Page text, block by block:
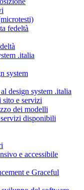
fedeltà
.italia
system
design system .italia
sito e servizi
dei modelli
disponibili
e accessibile
e Graceful